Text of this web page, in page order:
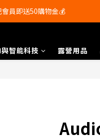
物滿$250即享免運費🚚
會員即送50購物金💰
智能科技 露營用品